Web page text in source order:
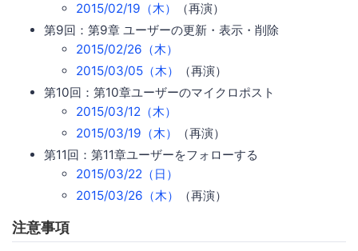
2015/02/19（木）
（再演）
第9回：第9章 ユーザーの更新・表示・削除
2015/02/26（木）
2015/03/05（木）
（再演）
第10回：第10章ユーザーのマイクロポスト
2015/03/12（木）
2015/03/19（木）
（再演）
第11回：第11章ユーザーをフォローする
2015/03/22（日）
2015/03/26（木）
（再演）
注意事項